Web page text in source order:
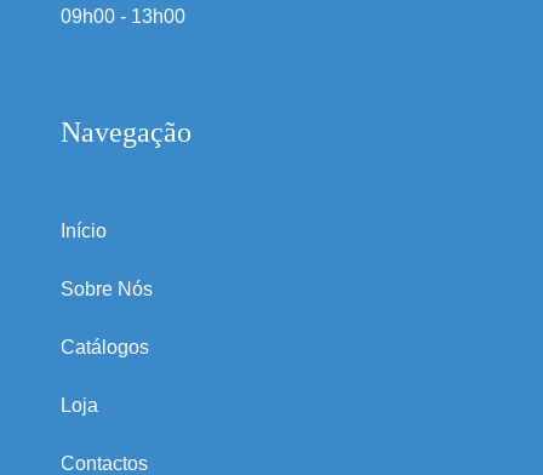
09h00 - 13h00
Navegação
Início
Sobre Nós
Catálogos
Loja
Contactos